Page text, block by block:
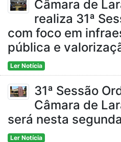
Câmara de
realiza 31ª
com foco em
pública e
Ler Notícia
31ª Sessão
Câmara de
será nesta
Ler Notícia